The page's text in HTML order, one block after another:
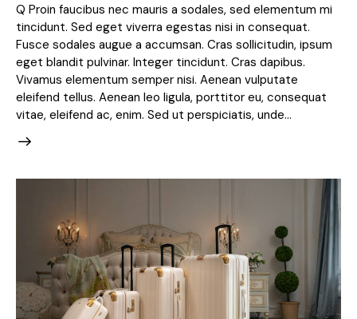
Q Proin faucibus nec mauris a sodales, sed elementum mi
tincidunt. Sed eget viverra egestas nisi in consequat.
Fusce sodales augue a accumsan. Cras sollicitudin, ipsum
eget blandit pulvinar. Integer tincidunt. Cras dapibus.
Vivamus elementum semper nisi. Aenean vulputate
eleifend tellus. Aenean leo ligula, porttitor eu, consequat
vitae, eleifend ac, enim. Sed ut perspiciatis, unde…